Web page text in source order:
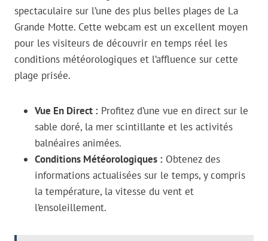
spectaculaire sur l’une des plus belles plages de La
Grande Motte. Cette webcam est un excellent moyen
pour les visiteurs de découvrir en temps réel les
conditions météorologiques et l’affluence sur cette
plage prisée.
Vue En Direct : Profitez d’une vue en direct sur le
sable doré, la mer scintillante et les activités
balnéaires animées.
Conditions Météorologiques : Obtenez des
informations actualisées sur le temps, y compris
la température, la vitesse du vent et
l’ensoleillement.